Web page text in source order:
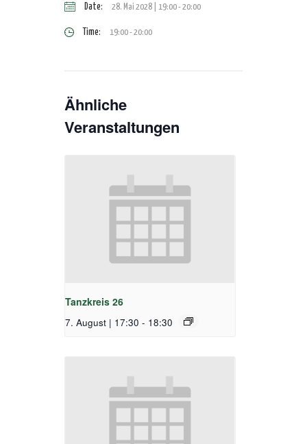
Date: 28. Mai 2028 | 19:00-20:00
Time: 19:00 - 20:00
Ähnliche
Veranstaltungen
Tanzkreis 26
7. August | 17:30 - 18:30